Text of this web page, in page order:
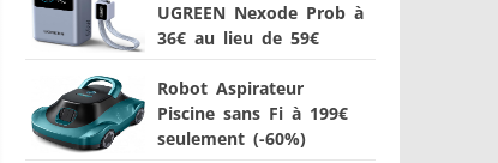
UGREEN Nexode Prob à
36€ au lieu de 59€
Robot Aspirateur
Piscine sans Fi à 199€
seulement (-60%)